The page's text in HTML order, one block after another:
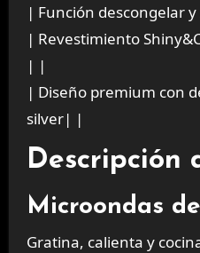
| Función descongelar
| Revestimiento
| |
| Diseño premium con
silver| |
Descripción
Microondas
Gratina, calienta y